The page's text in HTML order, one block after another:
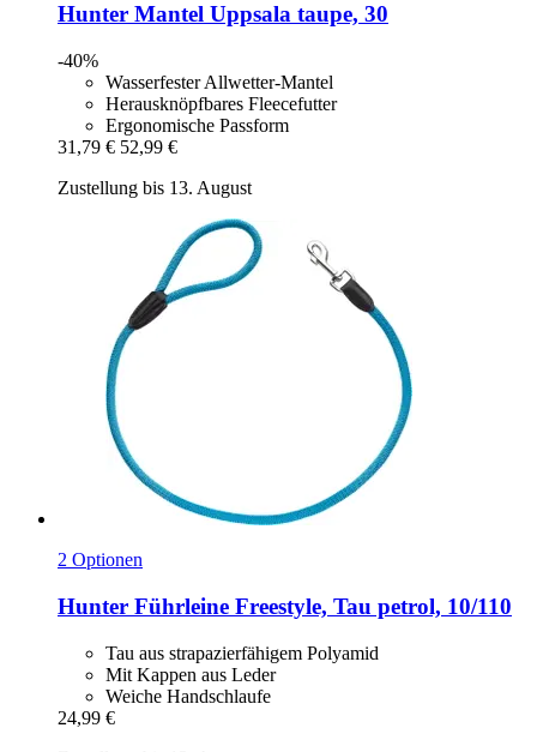
Hunter Mantel Uppsala taupe, 30
-40%
Wasserfester Allwetter-Mantel
Herausknöpfbares Fleecefutter
Ergonomische Passform
31,79 € 52,99 €
Zustellung bis 13. August
2 Optionen
Hunter Führleine Freestyle, Tau petrol, 10/110
Tau aus strapazierfähigem Polyamid
Mit Kappen aus Leder
Weiche Handschlaufe
24,99 €